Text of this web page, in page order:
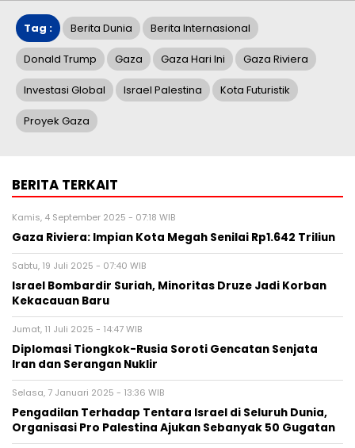
Tag : Berita Dunia Berita Internasional
Donald Trump Gaza Gaza Hari Ini Gaza Riviera
Investasi Global Israel Palestina Kota Futuristik
Proyek Gaza
BERITA TERKAIT
Kamis, 4 September 2025 - 07:18 WIB
Gaza Riviera: Impian Kota Megah Senilai Rp1.642 Triliun
Sabtu, 19 Juli 2025 - 07:40 WIB
Israel Bombardir Suriah, Minoritas Druze Jadi Korban
Kekacauan Baru
Jumat, 11 Juli 2025 - 14:47 WIB
Diplomasi Tiongkok-Rusia Soroti Gencatan Senjata
Iran dan Serangan Nuklir
Selasa, 7 Januari 2025 - 13:36 WIB
Pengadilan Terhadap Tentara Israel di Seluruh Dunia,
Organisasi Pro Palestina Ajukan Sebanyak 50 Gugatan